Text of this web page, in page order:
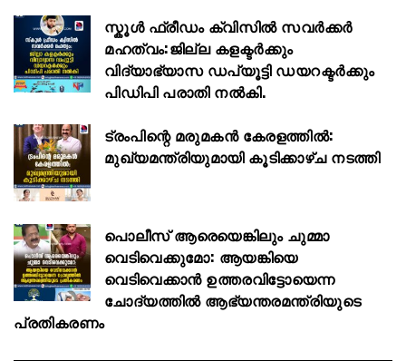
സ്കൂള്‍ ഫ്രീഡം ക്വിസില്‍ സവര്‍ക്കര്‍
മഹത്വം:ജില്ല കളക്ടര്‍ക്കും
വിദ്യാഭ്യാസ ഡപ്യൂട്ടി ഡയറക്ടര്‍ക്കും
പിഡിപി പരാതി നല്‍കി.
ട്രംപിന്റെ മരുമകൻ കേരളത്തിൽ:
മുഖ്യമന്ത്രിയുമായി കൂടിക്കാഴ്ച നടത്തി
പൊലീസ് ആരെയെങ്കിലും ചുമ്മാ
വെടിവെക്കുമോ: ആയങ്കിയെ
വെടിവെക്കാൻ ഉത്തരവിട്ടോയെന്ന
ചോദ്യത്തിൽ ആഭ്യന്തരമന്ത്രിയുടെ
പ്രതികരണം